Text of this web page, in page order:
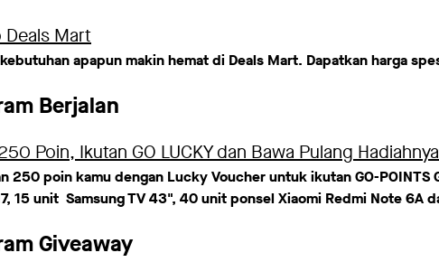
Deals Mart
apapun makin hemat di Deals Mart. Dapatkan harga
Berjalan
Poin, Ikutan GO LUCKY dan Bawa Pulang
250 poin kamu dengan Lucky Voucher untuk ikutan GO-POINTS
15 unit Samsung TV 43", 40 unit ponsel Xiaomi Redmi Note 6A
Giveaway